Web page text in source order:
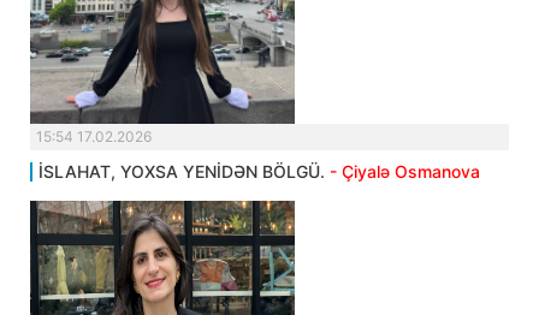
15:54 17.02.2026
İSLAHAT, YOXSA YENİDƏN BÖLGÜ. - Çiyalə Osmanova